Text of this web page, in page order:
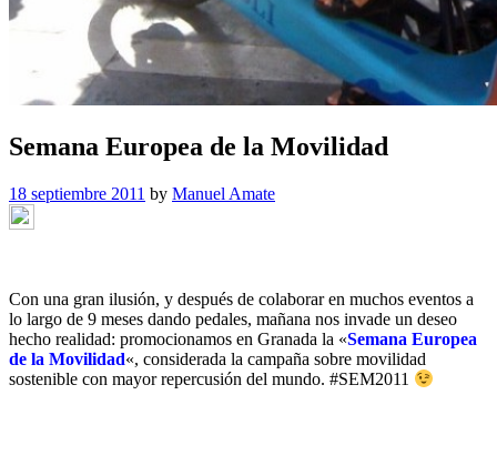
Semana Europea de la Movilidad
18 septiembre 2011 by Manuel Amate
Con una gran ilusión, y después de colaborar en muchos eventos a
lo largo de 9 meses dando pedales, mañana nos invade un deseo
hecho realidad: promocionamos en Granada la «Semana Europea
de la Movilidad«, considerada la campaña sobre movilidad
sostenible con mayor repercusión del mundo. #SEM2011